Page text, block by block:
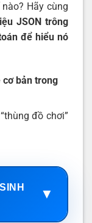
Hãy cùng
JSON trông
để hiểu nó
cơ bản trong
đồ chơi”
▼